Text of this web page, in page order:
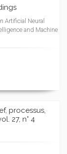
Artificial Neural
and Machine
processus,
27, n° 4